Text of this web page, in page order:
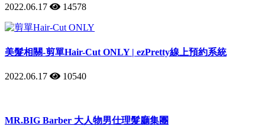
2022.06.17 14578
美髮相關-剪單Hair-Cut ONLY | ezPretty線上預約系統
2022.06.17 10540
MR.BIG Barber 大人物男仕理髮廳集團